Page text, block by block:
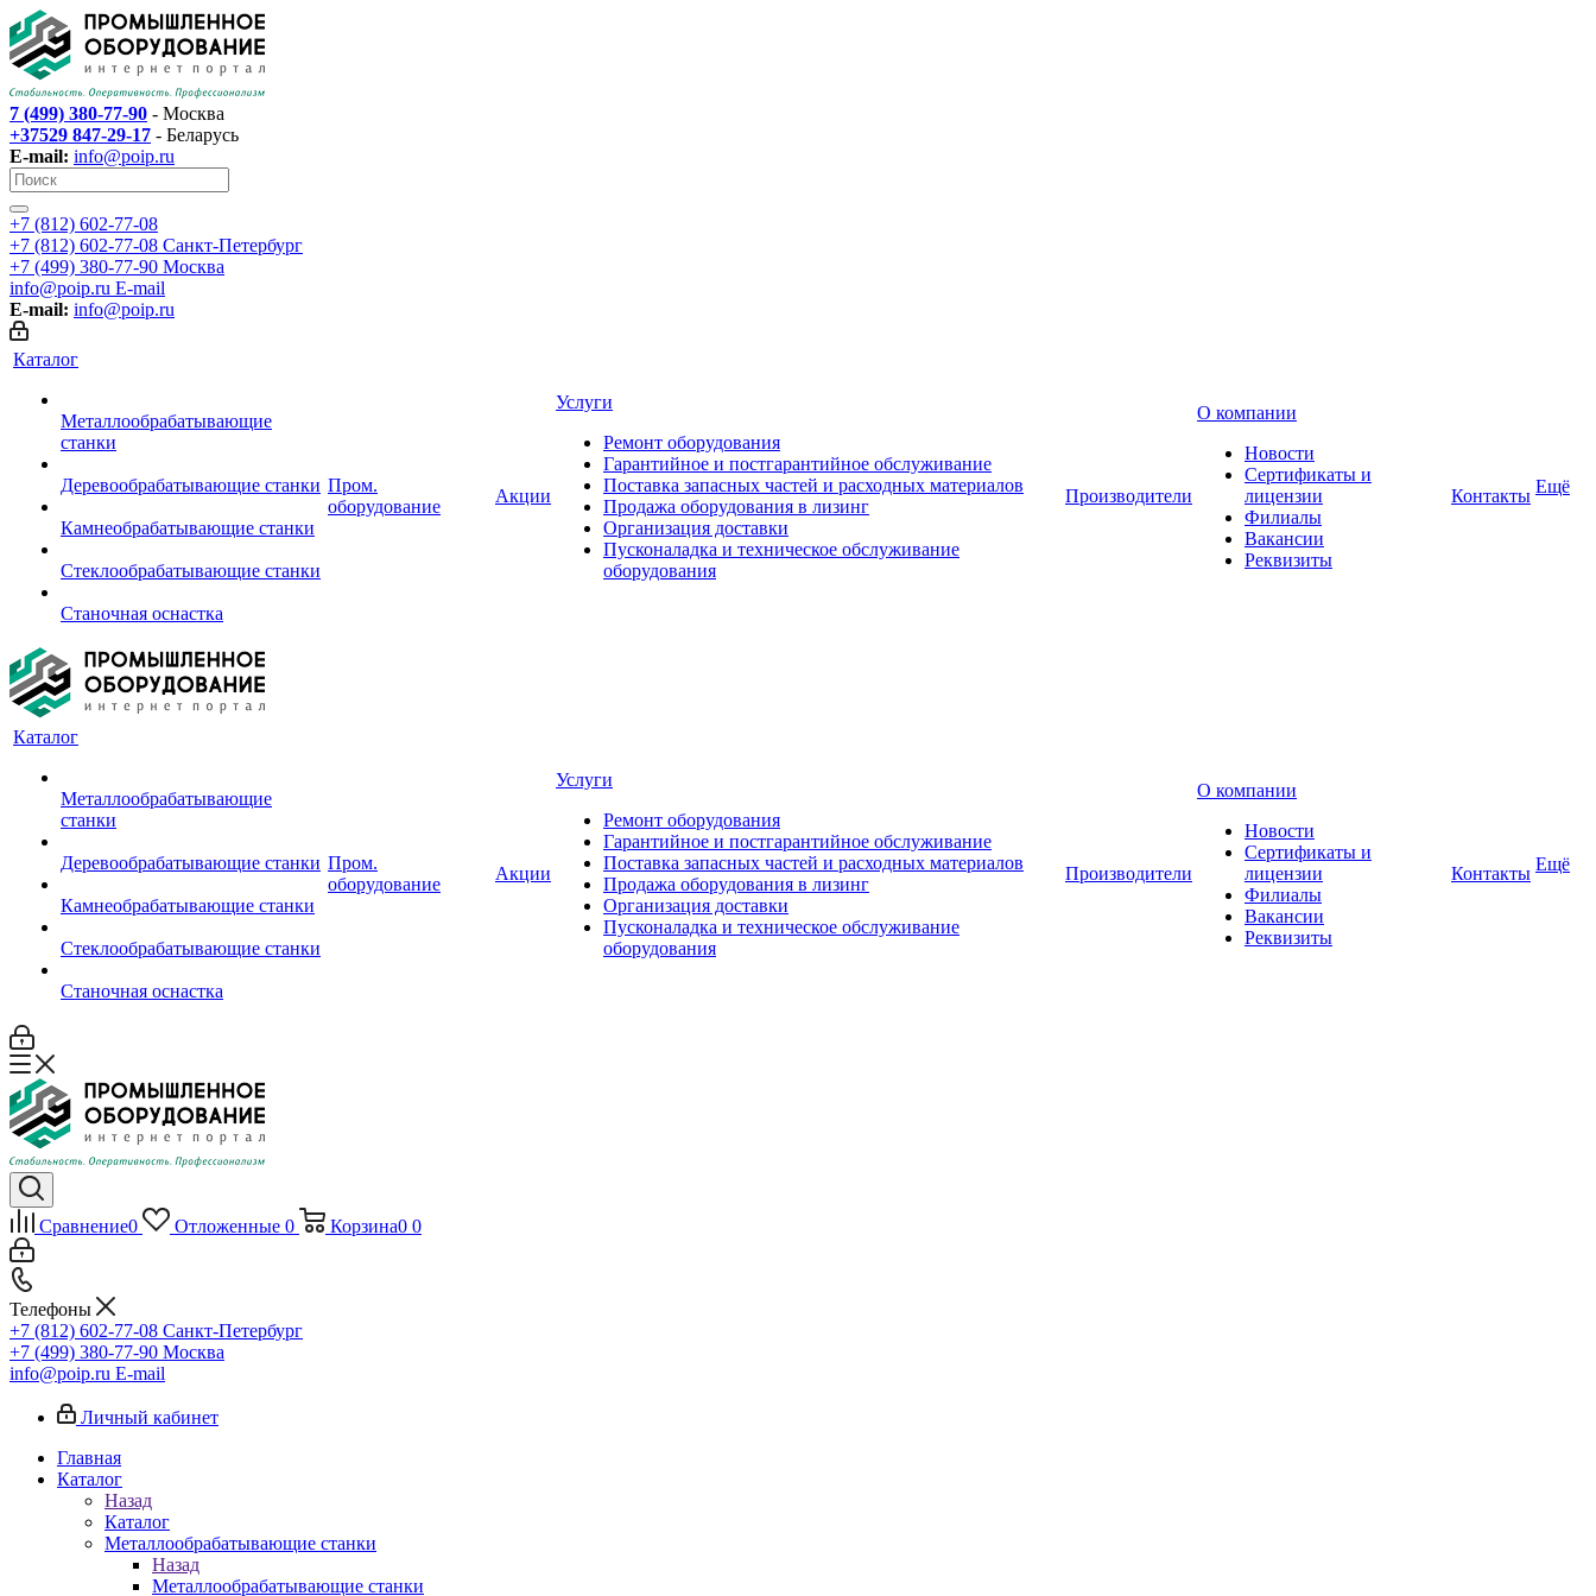
7 (499) 380-77-90 - Москва
+37529 847-29-17 - Беларусь
E-mail: info@poip.ru
+7 (812) 602-77-08
+7 (812) 602-77-08 Санкт-Петербург
+7 (499) 380-77-90 Москва
info@poip.ru E-mail
E-mail: info@poip.ru
Каталог
Металлообрабатывающие
станки
Деревообрабатывающие станки
Камнеобрабатывающие станки
Стеклообрабатывающие станки
Станочная оснастка
Пром.
оборудование
Акции
Услуги
Ремонт оборудования
Гарантийное и постгарантийное обслуживание
Поставка запасных частей и расходных материалов
Продажа оборудования в лизинг
Организация доставки
Пусконаладка и техническое обслуживание
оборудования
Производители
О компании
Новости
Сертификаты и
лицензии
Филиалы
Вакансии
Реквизиты
Контакты Ещё
Каталог
Металлообрабатывающие
станки
Деревообрабатывающие станки
Камнеобрабатывающие станки
Стеклообрабатывающие станки
Станочная оснастка
Пром.
оборудование
Акции
Услуги
Ремонт оборудования
Гарантийное и постгарантийное обслуживание
Поставка запасных частей и расходных материалов
Продажа оборудования в лизинг
Организация доставки
Пусконаладка и техническое обслуживание
оборудования
Производители
О компании
Новости
Сертификаты и
лицензии
Филиалы
Вакансии
Реквизиты
Контакты Ещё
Сравнение0 Отложенные 0 Корзина0 0
Телефоны
+7 (812) 602-77-08 Санкт-Петербург
+7 (499) 380-77-90 Москва
info@poip.ru E-mail
Личный кабинет
Главная
Каталог
Назад
Каталог
Металлообрабатывающие станки
Назад
Металлообрабатывающие станки